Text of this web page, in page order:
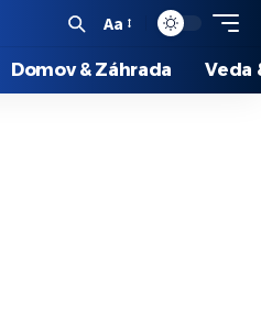
Aa
Domov & Záhrada Veda